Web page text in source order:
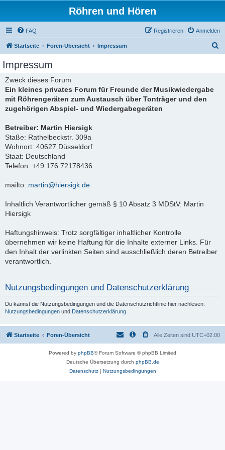
Röhren und Hören
FAQ Anmelden
Registrieren
Startseite Foren-Übersicht Impressum
Impressum
Zweck dieses Forum
Ein kleines privates Forum für Freunde der Musikwiedergabe
mit Röhrengeräten zum Austausch über Tonträger und den
zugehörigen Abspiel- und Wiedergabegeräten
Betreiber: Martin Hiersigk
Staße: Rathelbeckstr. 309a
Wohnort: 40627 Düsseldorf
Staat: Deutschland
Telefon: +49.176.72178436
mailto: martin@hiersigk.de
Inhaltlich Verantwortlicher gemäß § 10 Absatz 3 MDStV: Martin
Hiersigk
Haftungshinweis: Trotz sorgfältiger inhaltlicher Kontrolle
übernehmen wir keine Haftung für die Inhalte externer Links. Für
den Inhalt der verlinkten Seiten sind ausschließlich deren Betreiber
verantwortlich.
Nutzungsbedingungen und Datenschutzerklärung
Du kannst die Nutzungsbedingungen und die Datenschutzrichtlinie hier nachlesen:
Nutzungsbedingungen und Datenschutzerklärung
Startseite Foren-Übersicht Alle Zeiten sind UTC+02:00
Powered by phpBB® Forum Software © phpBB Limited
Deutsche Übersetzung durch phpBB.de
Datenschutz| Nutzungsbedingungen